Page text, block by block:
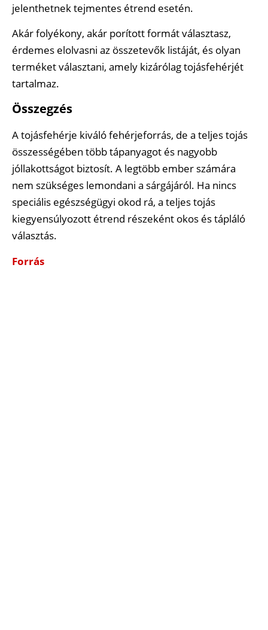
jelenthetnek tejmentes étrend esetén.
Akár folyékony, akár porított formát választasz,
érdemes elolvasni az összetevők listáját, és olyan
terméket választani, amely kizárólag tojásfehérjét
tartalmaz.
Összegzés
A tojásfehérje kiváló fehérjeforrás, de a teljes tojás
összességében több tápanyagot és nagyobb
jóllakottságot biztosít. A legtöbb ember számára
nem szükséges lemondani a sárgájáról. Ha nincs
speciális egészségügyi okod rá, a teljes tojás
kiegyensúlyozott étrend részeként okos és tápláló
választás.
Forrás